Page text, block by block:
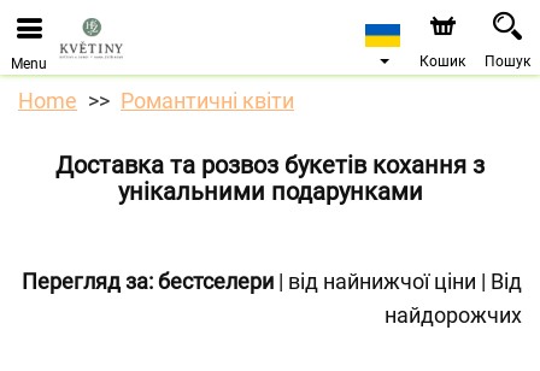
Ми приймаємо замовлення через наш інтернет-
магазин. Найближча можлива дата доставки —
10.08.2026 у зв’язку з відпусткою.
Menu Кошик Пошук
Home Романтичні квіти
Доставка та розвоз букетів кохання з
унікальними подарунками
Перегляд за:бестселери | від найнижчої ціни | Від
найдорожчих